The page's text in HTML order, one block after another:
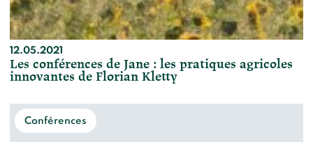
12.05.2021
Les conférences de Jane : les pratiques agricoles
innovantes de Florian Kletty
Conférences